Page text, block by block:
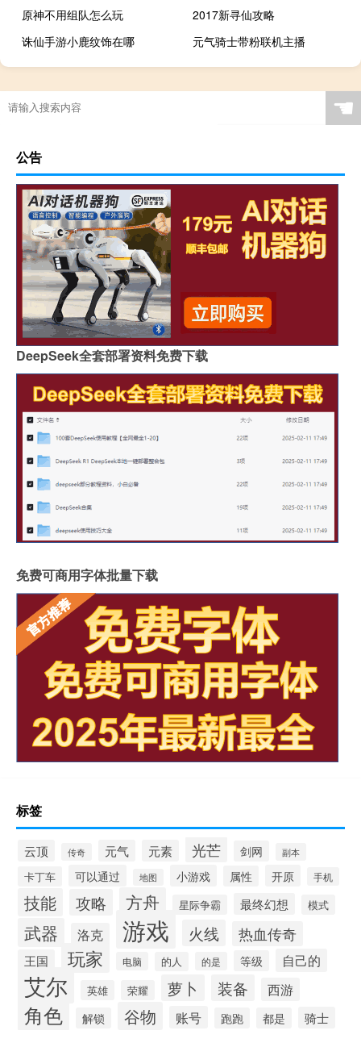
原神不用组队怎么玩
2017新寻仙攻略
诛仙手游小鹿纹饰在哪
元气骑士带粉联机主播
☚
公告
DeepSeek全套部署资料免费下载
免费可商用字体批量下载
标签
云顶 传奇 元气 元素 光芒 剑网 副本
卡丁车 可以通过 地图 小游戏 属性 开原 手机
技能 攻略 方舟 星际争霸 最终幻想 模式
武器 洛克 游戏 火线 热血传奇
王国 玩家 电脑 的人 的是 等级 自己的
艾尔 英雄 荣耀 萝卜 装备 西游
角色 解锁 谷物 账号 跑跑 都是 骑士